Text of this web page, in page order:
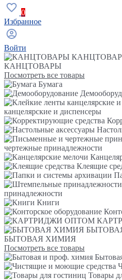
0
Избранное
Войти
КАНЦТОВАРЫ
Посмотреть все товары
Бумага
канцелярские и диспенсеры
чертежные принадлежности
Клеящие
принадлежности
Книги
БЫТОВАЯ ХИМИЯ
Посмотреть все товары
Товары